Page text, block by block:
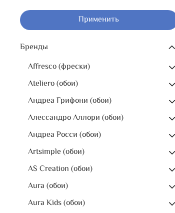
Применить
Бренды
Affresco (фрески)
Ateliero (обои)
Андреа Грифони (обои)
Алессандро Аллори (обои)
Андреа Росси (обои)
Artsimple (обои)
AS Creation (обои)
Aura (обои)
Aura Kids (обои)